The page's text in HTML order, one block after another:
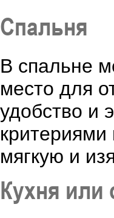
Спальня
В спальне
место для
удобство и
мягкую и
Кухня или